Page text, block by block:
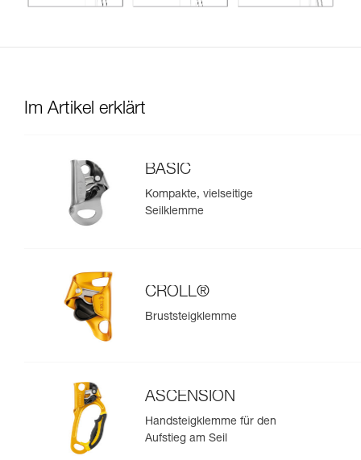
Im Artikel erklärt
BASIC
Kompakte, vielseitige
Seilklemme
CROLL®
Bruststeigklemme
ASCENSION
Handsteigklemme für den
Aufstieg am Seil